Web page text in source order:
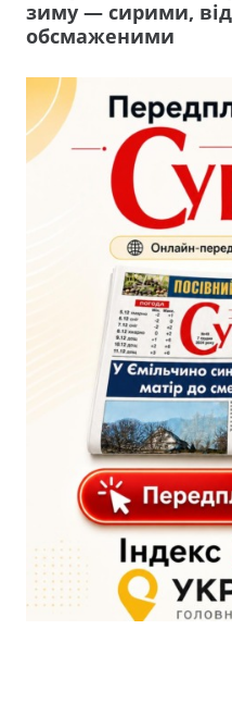
зиму — сирими,
обсмаженими